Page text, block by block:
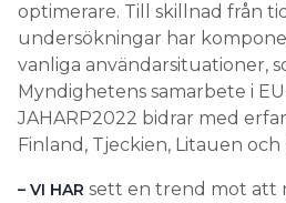
optimerare. Till skillnad från
undersökningar har
vanliga användarsituationer,
Myndighetens samarbete i
JAHARP2022 bidrar med
Finland, Tjeckien, Litauen
– VI HAR sett en trend mot att